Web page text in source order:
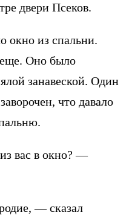
двери Псеков.
окно из спальни.
Оно было
занавеской. Один
что давало
вас в окно? —
— сказал